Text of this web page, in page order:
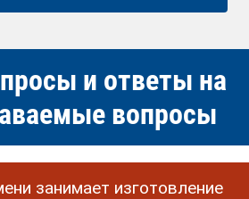
и ответы на
вопросы
занимает изготовление